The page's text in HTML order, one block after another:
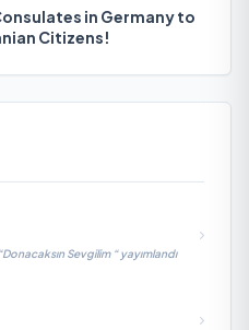
in Germany to
Citizens!
Sevgilim “ yayımlandı